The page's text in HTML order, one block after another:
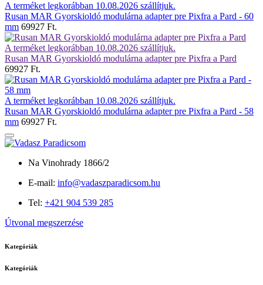
A terméket legkorábban 10.08.2026 szállítjuk.
Rusan MAR Gyorskioldó modulárna adapter pre Pixfra a Pard - 60
mm 69927 Ft.
A terméket legkorábban 10.08.2026 szállítjuk.
Rusan MAR Gyorskioldó modulárna adapter pre Pixfra a Pard
69927 Ft.
A terméket legkorábban 10.08.2026 szállítjuk.
Rusan MAR Gyorskioldó modulárna adapter pre Pixfra a Pard - 58
mm 69927 Ft.
Na Vinohrady 1866/2
E-mail: info@vadaszparadicsom.hu
Tel: +421 904 539 285
Útvonal megszerzése
Kategóriák
Kategóriák